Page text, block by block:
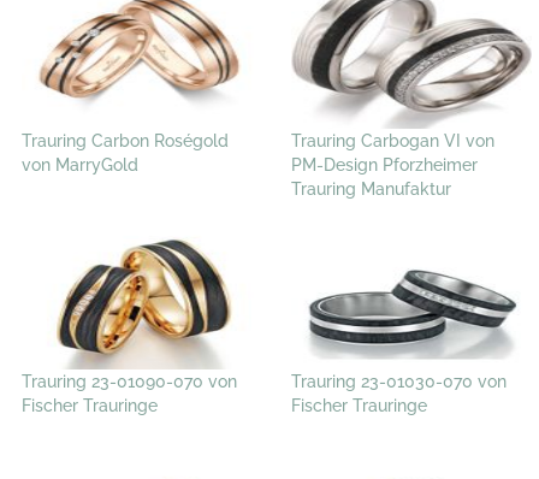
Trauring Carbon Roségold
von MarryGold
Trauring Carbogan VI von
PM-Design Pforzheimer
Trauring Manufaktur
Trauring 23-01090-070 von
Fischer Trauringe
Trauring 23-01030-070 von
Fischer Trauringe